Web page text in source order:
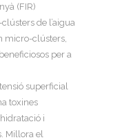
(FIR)
de l’aigua
micro-clústers,
per a
superficial
toxines
i
Millora el